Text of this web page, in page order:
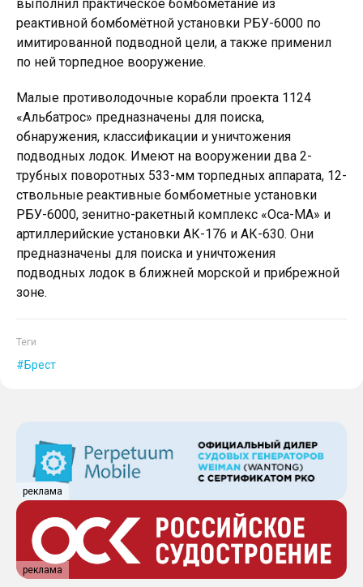
выполнил практическое бомбометание из
реактивной бомбомётной установки РБУ-6000 по
имитированной подводной цели, а также применил
по ней торпедное вооружение.
Малые противолодочные корабли проекта 1124
«Альбатрос» предназначены для поиска,
обнаружения, классификации и уничтожения
подводных лодок. Имеют на вооружении два 2-
трубных поворотных 533-мм торпедных аппарата, 12-
ствольные реактивные бомбометные установки
РБУ-6000, зенитно-ракетный комплекс «Оса-МА» и
артиллерийские установки АК-176 и АК-630. Они
предназначены для поиска и уничтожения
подводных лодок в ближней морской и прибрежной
зоне.
Теги
Брест
реклама
реклама